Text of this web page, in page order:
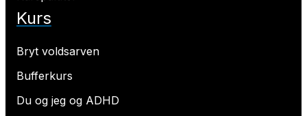
Kurs
Bryt voldsarven
Bufferkurs
Du og jeg og ADHD